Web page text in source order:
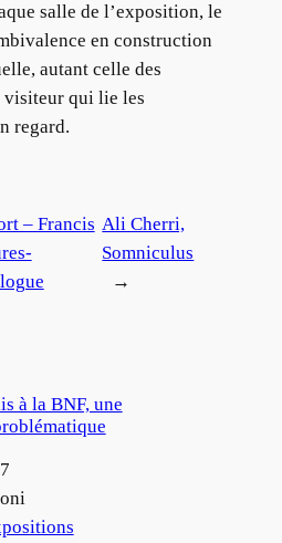
salle de l’exposition, le
en construction
autant celle des
visiteur qui lie les
regard.
– Francis Ali Cherri,
Somniculus
→
à la BNF, une